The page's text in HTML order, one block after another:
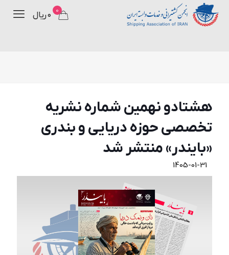
0 ۰ ریال
هشتادو نهمین شماره نشریه
تخصصی حوزه دریایی و بندری
«بایندر» منتشر شد
1405-01-31